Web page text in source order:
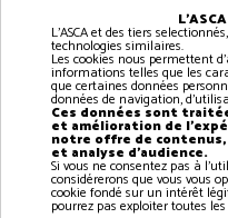
L'ASCA et des tiers
technologies similaires.
Les cookies nous permettent
informations telles que les
que certaines données
données de navigation,
Ces données sont
et amélioration de
notre offre de
et analyse d'audience.
Si vous ne consentez pas à
considérerons que vous vous
cookie fondé sur un intérêt
pourrez pas exploiter toutes